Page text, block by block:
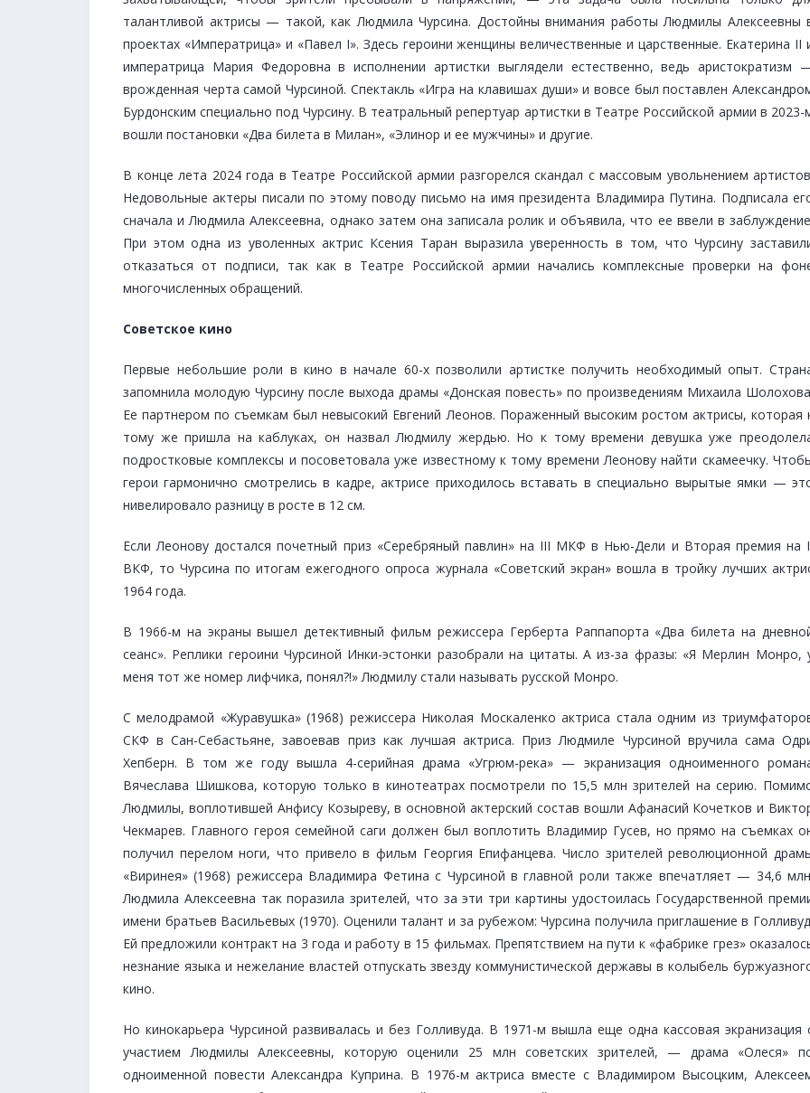
талантливой актрисы — такой, как Людмила Чурсина. Достойны внимания работы Людмилы Алексеевны
проектах «Императрица» и «Павел I». Здесь героини женщины величественные и царственные. Екатерина II
императрица Мария Федоровна в исполнении артистки выглядели естественно, ведь аристократизм
врожденная черта самой Чурсиной. Спектакль «Игра на клавишах души» и вовсе был поставлен
Бурдонским специально под Чурсину. В театральный репертуар артистки в Театре Российской армии в 2023-
вошли постановки «Два билета в Милан», «Элинор и ее мужчины» и другие.
В конце лета 2024 года в Театре Российской армии разгорелся скандал с массовым увольнением
Недовольные актеры писали по этому поводу письмо на имя президента Владимира Путина. Подписала
сначала и Людмила Алексеевна, однако затем она записала ролик и объявила, что ее ввели в
При этом одна из уволенных актрис Ксения Таран выразила уверенность в том, что Чурсину
отказаться от подписи, так как в Театре Российской армии начались комплексные проверки на
многочисленных обращений.
Советское кино
Первые небольшие роли в кино в начале 60-х позволили артистке получить необходимый опыт.
запомнила молодую Чурсину после выхода драмы «Донская повесть» по произведениям Михаила
Ее партнером по съемкам был невысокий Евгений Леонов. Пораженный высоким ростом актрисы, которая
тому же пришла на каблуках, он назвал Людмилу жердью. Но к тому времени девушка уже
подростковые комплексы и посоветовала уже известному к тому времени Леонову найти скамеечку.
герои гармонично смотрелись в кадре, актрисе приходилось вставать в специально вырытые ямки —
нивелировало разницу в росте в 12 см.
Если Леонову достался почетный приз «Серебряный павлин» на III МКФ в Нью-Дели и Вторая премия на
ВКФ, то Чурсина по итогам ежегодного опроса журнала «Советский экран» вошла в тройку лучших
1964 года.
В 1966-м на экраны вышел детективный фильм режиссера Герберта Раппапорта «Два билета на
сеанс». Реплики героини Чурсиной Инки-эстонки разобрали на цитаты. А из-за фразы: «Я Мерлин Монро,
меня тот же номер лифчика, понял?!» Людмилу стали называть русской Монро.
С мелодрамой «Журавушка» (1968) режиссера Николая Москаленко актриса стала одним из
СКФ в Сан-Себастьяне, завоевав приз как лучшая актриса. Приз Людмиле Чурсиной вручила сама
Хепберн. В том же году вышла 4-серийная драма «Угрюм-река» — экранизация одноименного
Вячеслава Шишкова, которую только в кинотеатрах посмотрели по 15,5 млн зрителей на серию.
Людмилы, воплотившей Анфису Козыреву, в основной актерский состав вошли Афанасий Кочетков и
Чекмарев. Главного героя семейной саги должен был воплотить Владимир Гусев, но прямо на съемках
получил перелом ноги, что привело в фильм Георгия Епифанцева. Число зрителей революционной
«Виринея» (1968) режиссера Владимира Фетина с Чурсиной в главной роли также впечатляет — 34,6
Людмила Алексеевна так поразила зрителей, что за эти три картины удостоилась Государственной
имени братьев Васильевых (1970). Оценили талант и за рубежом: Чурсина получила приглашение в
Ей предложили контракт на 3 года и работу в 15 фильмах. Препятствием на пути к «фабрике грез»
незнание языка и нежелание властей отпускать звезду коммунистической державы в колыбель
кино.
Но кинокарьера Чурсиной развивалась и без Голливуда. В 1971-м вышла еще одна кассовая экранизация
участием Людмилы Алексеевны, которую оценили 25 млн советских зрителей, — драма «Олеся»
одноименной повести Александра Куприна. В 1976-м актриса вместе с Владимиром Высоцким,